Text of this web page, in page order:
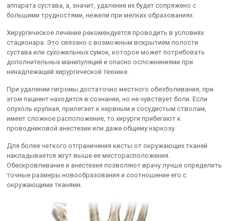
аппарата сустава, а, значит, удаление их будет сопряжено с
большими трудностями, нежели при мелких образованиях.
Хирургическое лечение рекомендуется проводить в условиях
стационара. Это связано с возможным вскрытием полости
сустава или сухожильных сумок, которое может потребовать
дополнительных манипуляций и опасно осложнениями при
ненадлежащей хирургической технике.
При удалении гигромы достаточно местного обезболивания, при
этом пациент находится в сознании, но не чувствует боли. Если
опухоль крупная, прилегает к нервным и сосудистым стволам,
имеет сложное расположение, то хирурги прибегают к
проводниковой анестезии или даже общему наркозу.
Для более четкого отграничения кисты от окружающих тканей
накладывается жгут выше ее месторасположения.
Обескровливание и анестезия позволяют врачу лучше определить
точные размеры новообразования и соотношение его с
окружающими тканями.